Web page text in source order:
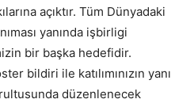
açıktır. Tüm Dünyadaki
yanında işbirligi
bir başka hedefidir.
bildiri ile katılımınızın yanı
düzenlenecek